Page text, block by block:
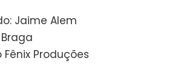
Jaime Alem
Produções